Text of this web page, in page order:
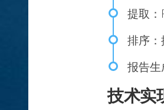
提取
排序
报告生
技术实